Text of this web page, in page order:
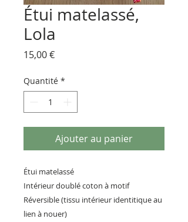
Étui matelassé,
Lola
15,00 €Prix
Quantité *
Ajouter au panier
Étui matelassé
Intérieur doublé coton à motif
Réversible (tissu intérieur identitique au
lien à nouer)